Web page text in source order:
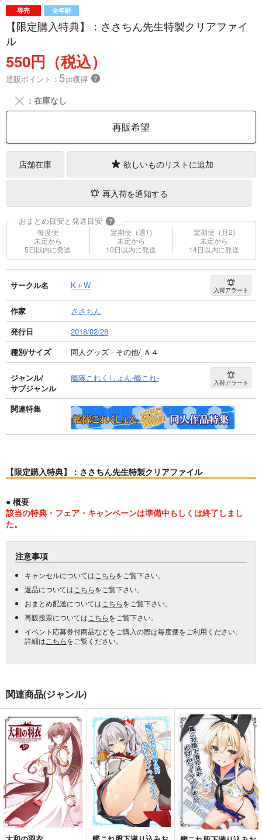
専売 全年齢
【限定購入特典】：ささちん先生特製クリアファイ
ル
550円（税込）
通販ポイント： 5pt獲得 ？
╳ ：在庫なし
再販希望
店舗在庫 欲しいものリストに追加
再入荷を通知する
おまとめ目安と発送目安 ?
毎度便
未定から
5日以内に発送
定期便（週1)
未定から
10日以内に発送
定期便（月2)
未定から
14日以内に発送
サークル名 K＋W 入荷アラート
作家
ささちん
発行日
2018/02/28
種別/サイズ
同人グッズ - その他/ Ａ４
ジャンル/
サブジャンル
艦隊これくしょん-艦これ- 入荷アラート
関連特集
【限定購入特典】：ささちん先生特製クリアファイル
● 概要
該当の特典・フェア・キャンペーンは準備中もしくは終了しまし
た。
注意事項
キャンセルについては こちらをご覧下さい。
返品については こちらをご覧下さい。
おまとめ配送については こちらをご覧下さい。
再販投票については こちらをご覧下さい。
イベント応募券付商品などをご購入の際は毎度便をご利用ください。
詳細は こちらをご覧ください。
関連商品(ジャンル)